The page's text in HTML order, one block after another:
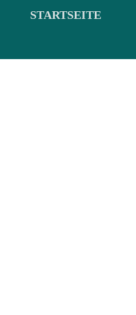
STARTSEITE